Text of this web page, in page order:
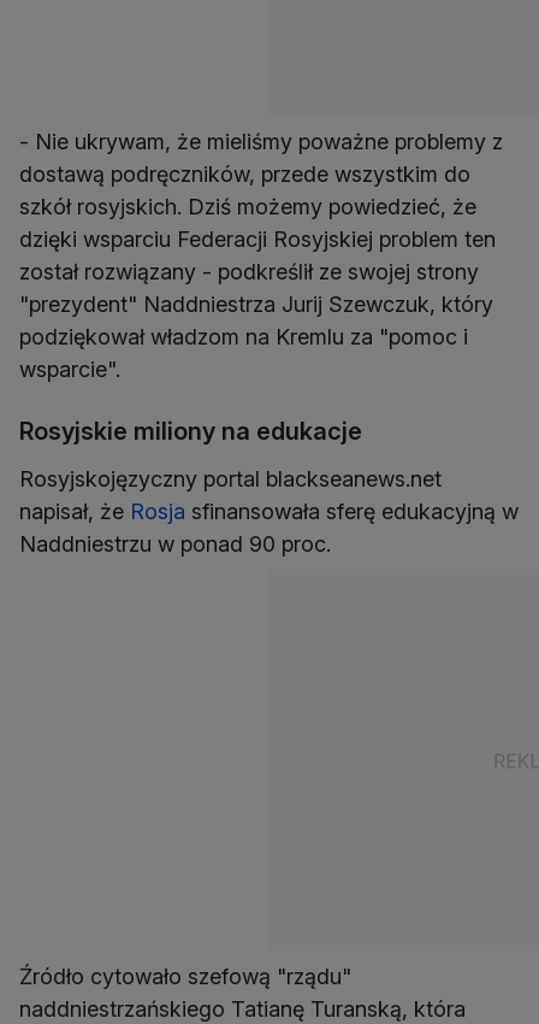
- Nie ukrywam, że mieliśmy poważne problemy z
dostawą podręczników, przede wszystkim do
szkół rosyjskich. Dziś możemy powiedzieć, że
dzięki wsparciu Federacji Rosyjskiej problem ten
został rozwiązany - podkreślił ze swojej strony
"prezydent" Naddniestrza Jurij Szewczuk, który
podziękował władzom na Kremlu za "pomoc i
wsparcie".
Rosyjskie miliony na edukacje
Rosyjskojęzyczny portal blackseanews.net
napisał, że Rosja sfinansowała sferę edukacyjną w
Naddniestrzu w ponad 90 proc.
Źródło cytowało szefową "rządu"
naddniestrzańskiego Tatianę Turanską, która